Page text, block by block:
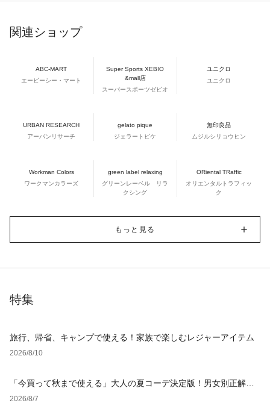
関連ショップ
ABC-MART
エービーシー・マート
Super Sports XEBIO
&mall店
スーパースポーツゼビオ
ユニクロ
ユニクロ
URBAN RESEARCH
アーバンリサーチ
gelato pique
ジェラートピケ
無印良品
ムジルシリョウヒン
Workman Colors
ワークマンカラーズ
green label relaxing
グリーンレーベル リラ
クシング
ORiental TRaffic
オリエンタルトラフィッ
ク
もっと見る
特集
旅行、帰省、キャンプで使える！家族で楽しむレジャーアイテム
2026/8/10
「今買って秋まで使える」大人の夏コーデ決定版！男女別正解ス
タイルとNGな着こなし
2026/8/7